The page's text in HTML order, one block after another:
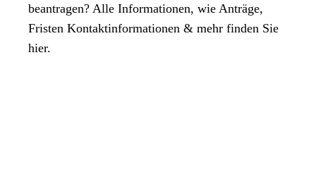
beantragen? Alle Informationen, wie Anträge,
Fristen Kontaktinformationen & mehr finden Sie
hier.